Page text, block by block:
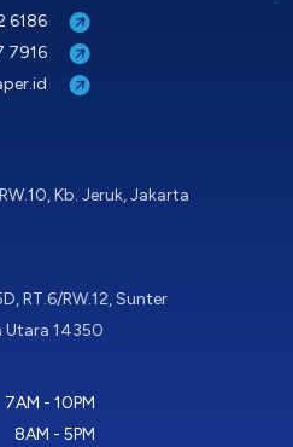
6186
7916
Kb. Jeruk, Jakarta
RT.6/RW.12, Sunter
Utara 14350
7AM - 10PM
8AM - 5PM